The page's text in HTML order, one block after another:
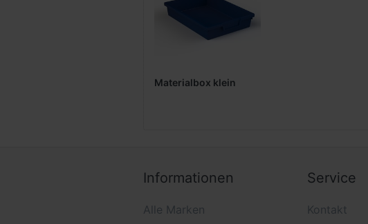
Materialbox klein
Informationen
Alle Marken
Service
Kontakt